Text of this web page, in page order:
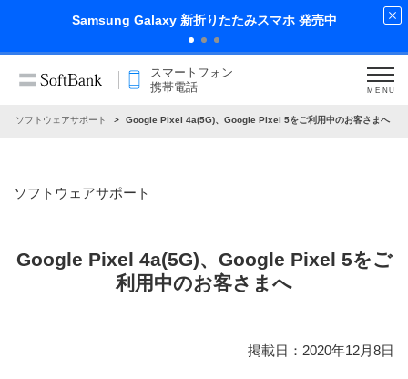
iPhone 17 Pro 発売中
スマートフォン
携帯電話
MENU
ソフトウェアサポート Google Pixel 4a(5G)、Google Pixel 5をご利用中のお客さまへ
ソフトウェアサポート
Google Pixel 4a(5G)、Google Pixel 5をご
利用中のお客さまへ
掲載日：2020年12月8日